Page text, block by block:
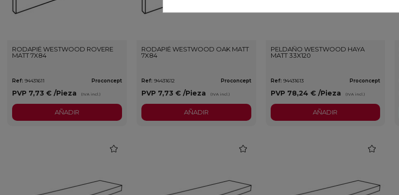
RODAPIÉ WESTWOOD ROVERE
MATT 7X84
Ref: 94431611 Proconcept
PVP 7,73 € /Pieza (IVA incl.)
AÑADIR
RODAPIÉ WESTWOOD OAK MATT
7X84
Ref: 94431612 Proconcept
PVP 7,73 € /Pieza (IVA incl.)
AÑADIR
PELDAÑO WESTWOOD HAYA
MATT 33X120
Ref: 94431613 Proconcept
PVP 78,24 € /Pieza (IVA incl.)
AÑADIR
favorite favorite